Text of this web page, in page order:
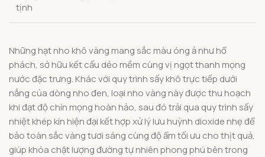
tịnh
Những hạt nho khô vàng mang sắc màu óng ả như hổ
phách, sở hữu kết cấu dẻo mềm cùng vị ngọt thanh mọng
nước đặc trưng. Khác với quy trình sấy khô trực tiếp dưới
nắng của dòng nho đen, loại nho vàng này được thu hoạch
khi đạt độ chín mọng hoàn hảo, sau đó trải qua quy trình sấy
nhiệt khép kín hiện đại kết hợp xử lý lưu huỳnh dioxide nhẹ để
bảo toàn sắc vàng tươi sáng cùng độ ẩm tối ưu cho thịt quả,
giúp khóa chặt lượng đường tự nhiên phong phú bên trong